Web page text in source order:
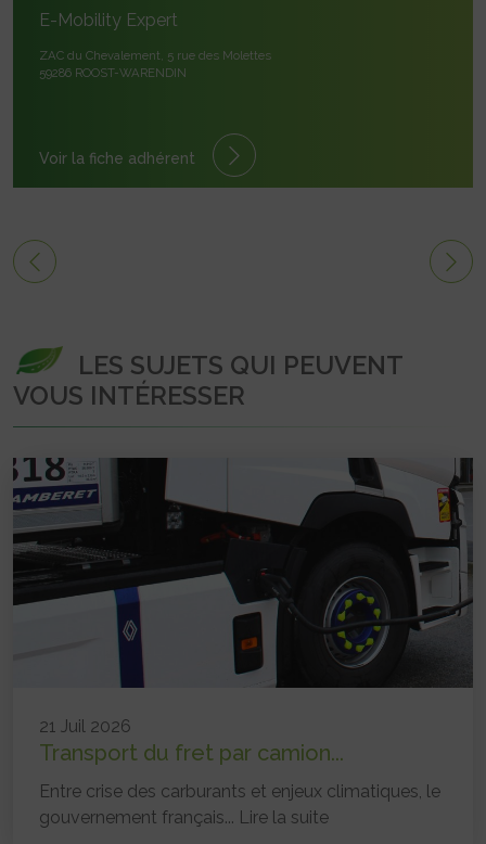
E-Mobility Expert
ZAC du Chevalement, 5 rue des Molettes
59286 ROOST-WARENDIN
Voir la fiche adhérent
LES SUJETS QUI PEUVENT
VOUS INTÉRESSER
21 Juil 2026
Transport du fret par camion...
Entre crise des carburants et enjeux climatiques, le
gouvernement français... Lire la suite